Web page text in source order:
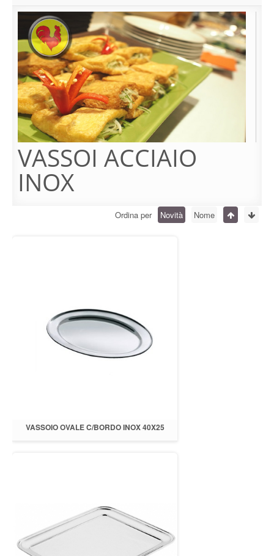
VASSOI ACCIAIO
INOX
Ordina per Novità Nome
VASSOIO OVALE C/BORDO INOX 40X25